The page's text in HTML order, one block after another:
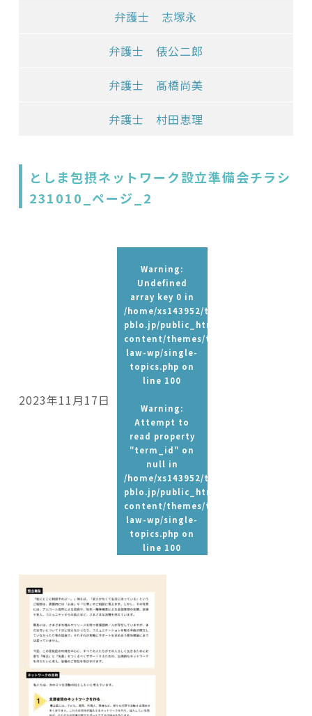
弁護士 志塚永
弁護士 俵公二郎
弁護士 髙橋尚美
弁護士 村田恵理
としま包摂ネットワーク設立準備会チラシ
231010_ページ_2
2023年11月17日
Warning:
Undefined
array key 0 in
/home/xs143952/t-
pblo.jp/public_html/wp-
content/themes/tpbc-
law-wp/single-
topics.php on
line 100
Warning:
Attempt to
read property
"term_id" on
null in
/home/xs143952/t-
pblo.jp/public_html/wp-
content/themes/tpbc-
law-wp/single-
topics.php on
line 100